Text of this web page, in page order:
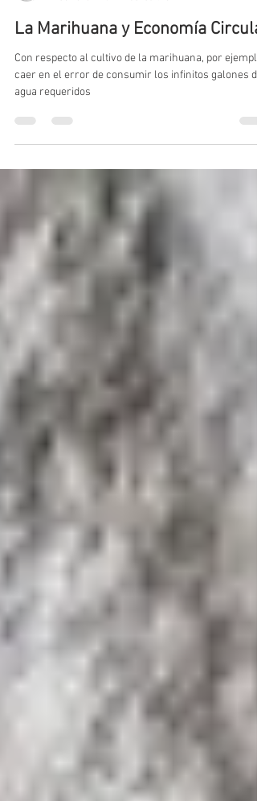
Cannalatino
3 min de lectura
La Marihuana y Economía
Con respecto al cultivo de la marihuana, por
caer en el error de consumir los infinitos galones de